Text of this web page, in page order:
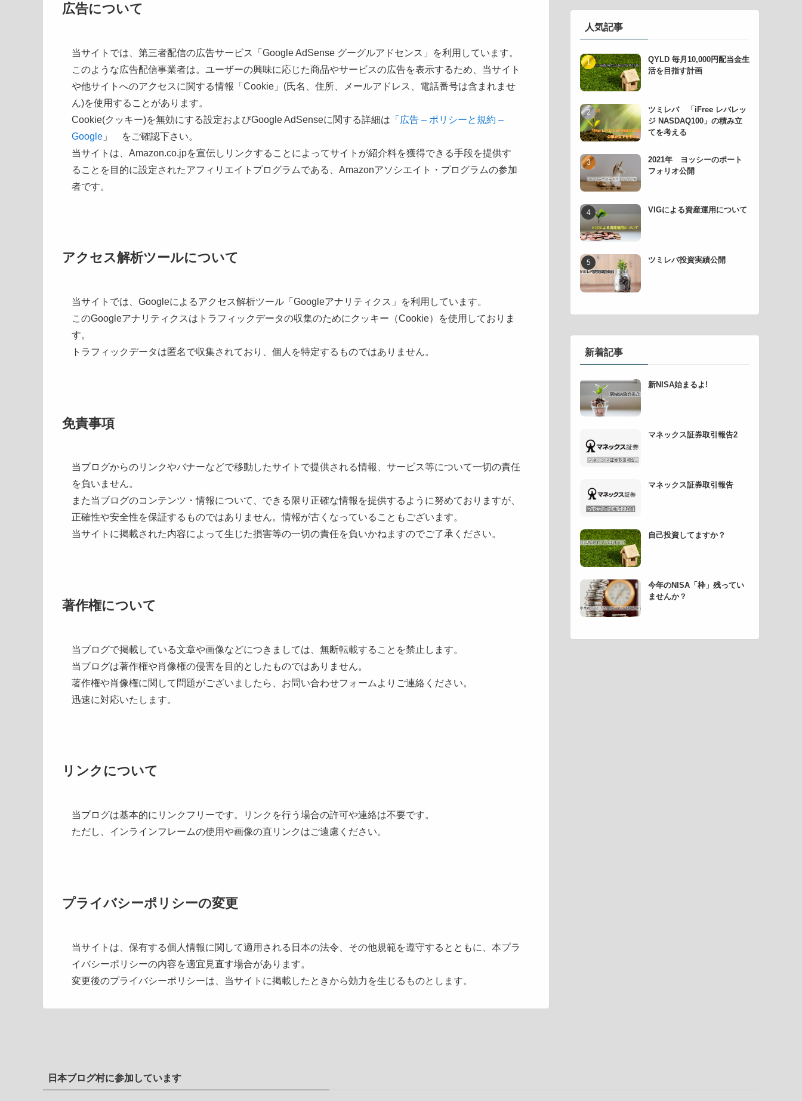
広告について
当サイトでは、第三者配信の広告サービス「Google AdSense グーグルアドセンス」を利用しています。
このような広告配信事業者は。ユーザーの興味に応じた商品やサービスの広告を表示するため、当サイト
や他サイトへのアクセスに関する情報「Cookie」(氏名、住所、メールアドレス、電話番号は含まれませ
ん)を使用することがあります。
Cookie(クッキー)を無効にする設定およびGoogle AdSenseに関する詳細は 「 広告 – ポリシーと規約 –
Google 」 をご確認下さい。
当サイトは、Amazon.co.jpを宣伝しリンクすることによってサイトが紹介料を獲得できる手段を提供す
ることを目的に設定されたアフィリエイトプログラムである、Amazonアソシエイト・プログラムの参加
者です。
アクセス解析ツールについて
当サイトでは、Googleによるアクセス解析ツール「Googleアナリティクス」を利用しています。
このGoogleアナリティクスはトラフィックデータの収集のためにクッキー（Cookie）を使用しておりま
す。
トラフィックデータは匿名で収集されており、個人を特定するものではありません。
免責事項
当ブログからのリンクやバナーなどで移動したサイトで提供される情報、サービス等について一切の責任
を負いません。
また当ブログのコンテンツ・情報について、できる限り正確な情報を提供するように努めておりますが、
正確性や安全性を保証するものではありません。情報が古くなっていることもございます。
当サイトに掲載された内容によって生じた損害等の一切の責任を負いかねますのでご了承ください。
著作権について
当ブログで掲載している文章や画像などにつきましては、無断転載することを禁止します。
当ブログは著作権や肖像権の侵害を目的としたものではありません。
著作権や肖像権に関して問題がございましたら、お問い合わせフォームよりご連絡ください。
迅速に対応いたします。
リンクについて
当ブログは基本的にリンクフリーです。リンクを行う場合の許可や連絡は不要です。
ただし、インラインフレームの使用や画像の直リンクはご遠慮ください。
プライバシーポリシーの変更
当サイトは、保有する個人情報に関して適用される日本の法令、その他規範を遵守するとともに、本プラ
イバシーポリシーの内容を適宜見直す場合があります。
変更後のプライバシーポリシーは、当サイトに掲載したときから効力を生じるものとします。
人気記事
QYLD 毎月10,000円配当金生
活を目指す計画
ツミレバ 「iFree レバレッ
ジ NASDAQ100」の積み立
てを考える
2021年 ヨッシーのポート
フォリオ公開
VIGによる資産運用について
ツミレバ投資実績公開
新着記事
新NISA始まるよ!
マネックス証券取引報告2
マネックス証券取引報告
自己投資してますか？
今年のNISA「枠」残ってい
ませんか？
日本ブログ村に参加しています